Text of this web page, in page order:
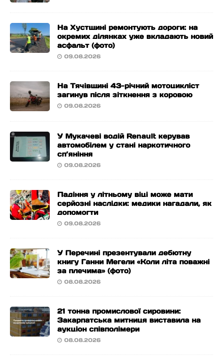
На Хустщині ремонтують дороги: на
окремих ділянках уже вкладають новий
асфальт (фото)
09.08.2026
На Тячівщині 43-річний мотоцикліст
загинув після зіткнення з коровою
09.08.2026
У Мукачеві водій Renault керував
автомобілем у стані наркотичного
сп’яніння
09.08.2026
Падіння у літньому віці може мати
серйозні наслідки: медики нагадали, як
допомогти
09.08.2026
У Перечині презентували дебютну
книгу Ганни Мегели «Коли літа поважні
за плечима» (фото)
08.08.2026
21 тонна промислової сировини:
Закарпатська митниця виставила на
аукціон співполімери
08.08.2026